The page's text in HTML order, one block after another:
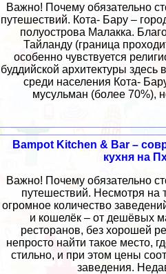
Важно! Почему обязательно
путешествий. Кота- Бару –
полуострова Малакка.
Тайланду (граница
особенно чувствуется
буддийской архитектуры здесь
среди населения Кота-
мусульман (более 70%),
Bampot Kitchen & Bar –
кухня на
Важно! Почему обязательно
путешествий. Несмотря на
огромное количество
и кошелёк – от дешёвых
ресторанов, без хорошей
непросто найти такое место,
стильно, и при этом цены
заведения.